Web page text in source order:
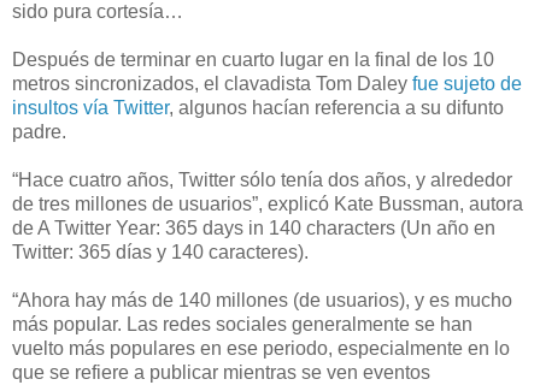
sido pura cortesía…
Después de terminar en cuarto lugar en la final de los 10
metros sincronizados, el clavadista Tom Daley fue sujeto de
insultos vía Twitter, algunos hacían referencia a su difunto
padre.
“Hace cuatro años, Twitter sólo tenía dos años, y alrededor
de tres millones de usuarios”, explicó Kate Bussman, autora
de A Twitter Year: 365 days in 140 characters (Un año en
Twitter: 365 días y 140 caracteres).
“Ahora hay más de 140 millones (de usuarios), y es mucho
más popular. Las redes sociales generalmente se han
vuelto más populares en ese periodo, especialmente en lo
que se refiere a publicar mientras se ven eventos